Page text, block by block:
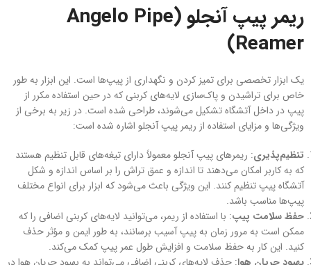
ریمر پیپ آنجلو (Angelo Pipe
Reamer)
یک ابزار تخصصی برای تمیز کردن و نگهداری از پیپ‌ها است. این ابزار به طور
خاص برای تراشیدن و پاک‌سازی لایه‌های کربنی که در حین استفاده مکرر از
پیپ در داخل آتشگاه تشکیل می‌شوند، طراحی شده است. در زیر به برخی از
ویژگی‌ها و مزایای استفاده از ریمر پیپ آنجلو اشاره شده است:
تنظیم‌پذیری: ریمرهای پیپ آنجلو معمولاً دارای تیغه‌های قابل تنظیم هستند
که به کاربر امکان می‌دهند تا اندازه و عمق تراش را بر اساس اندازه و شکل
آتشگاه پیپ تنظیم کنند. این ویژگی باعث می‌شود که ابزار برای انواع مختلف
پیپ‌ها مناسب باشد.
حفظ سلامت پیپ: با استفاده از ریمر، می‌توانید لایه‌های کربنی اضافی را که
ممکن است به مرور زمان به پیپ آسیب برسانند، به طور ایمن و مؤثر حذف
کنید. این کار به حفظ سلامت و افزایش طول عمر پیپ کمک می‌کند.